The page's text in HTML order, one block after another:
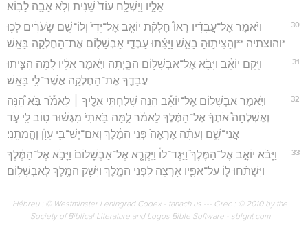
אֵלָ֑יו וַיִּשְׁלַ֥ח עוֹד֙ שֵׁנִ֔ית וְלֹ֥א אָבָ֖ה לָבֽוֹא׃
30
וַיֹּ֨אמֶר אֶל־עֲבָדָ֜יו רְאוּ֩ חֶלְקַ֨ת יוֹאָ֤ב אֶל־יָדִי֙ וְלוֹ־שָׁ֣ם שְׂעֹרִ֔ים לְכ֖וּ
*והוצתיה **וְהַצִּית֣וּהָ בָאֵ֑שׁ וַיַּצִּ֜תוּ עַבְדֵ֧י אַבְשָׁל֛וֹם אֶת־הַחֶלְקָ֖ה בָּאֵֽשׁ׃
31
וַיָּ֣קָם יוֹאָ֔ב וַיָּבֹ֥א אֶל־אַבְשָׁל֖וֹם הַבָּ֑יְתָה וַיֹּ֣אמֶר אֵלָ֔יו לָ֣מָּה הִצִּ֧יתוּ
עֲבָדֶ֛ךָ אֶת־הַחֶלְקָ֥ה אֲשֶׁר־לִ֖י בָּאֵֽשׁ׃
32
וַיֹּ֣אמֶר אַבְשָׁל֣וֹם אֶל־יוֹאָ֡ב הִנֵּ֣ה שָׁלַ֣חְתִּי אֵלֶ֣יךָ ׀ לֵאמֹ֡ר בֹּ֣א הֵ֠נָּה
וְאֶשְׁלְחָה֩ אֹתְךָ֨ אֶל־הַמֶּ֜לֶךְ לֵאמֹ֗ר לָ֤מָּה בָּ֙אתִי֙ מִגְּשׁ֔וּר ט֥וֹב לִ֖י עֹ֣ד
אֲנִי־שָׁ֑ם וְעַתָּ֗ה אֶרְאֶה֙ פְּנֵ֣י הַמֶּ֔לֶךְ וְאִם־יֶשׁ־בִּ֥י עָוֺ֖ן וֶהֱמִתָֽנִי׃
33
וַיָּבֹ֨א יוֹאָ֣ב אֶל־הַמֶּלֶךְ֮ וַיַּגֶּד־לוֹ֒ וַיִּקְרָ֤א אֶל־אַבְשָׁלוֹם֙ וַיָּבֹ֣א אֶל־הַמֶּ֔לֶךְ
וַיִּשְׁתַּ֨חוּ ל֧וֹ עַל־אַפָּ֛יו אַ֖רְצָה לִפְנֵ֣י הַמֶּ֑לֶךְ וַיִּשַּׁ֥ק הַמֶּ֖לֶךְ לְאַבְשָׁלֽוֹם׃
Hébreu : © Westminster Leningrad Codex - tanach.us --- Grec : © 2010 by the
Society of Biblical Literature and Logos Bible Software - sblgnt.com